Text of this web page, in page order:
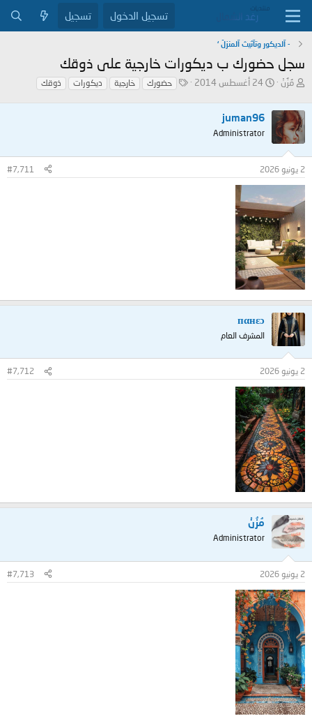
تسجيل الدخول تسجيل
- آلديكور وتآثيث آلمنزلَ ‘
سجل حضورك ب ديكورات خارجية على ذوقك
ب
د
ئ
ا
ل
م
و
ع
مُزُنْ
ت
ر
ي
خ
ل
ب
ء
24 أغسطس 2014
ا
و
حضورك خارجية ديكورات ذوقك
juman96
Administrator
2 يونيو 2026 #7,711
пαнεɔ
المشرف العام
2 يونيو 2026 #7,712
مُزُنْ
Administrator
2 يونيو 2026 #7,713